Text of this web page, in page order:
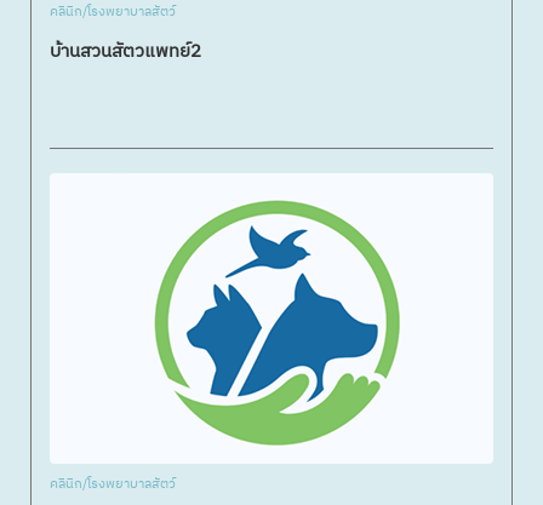
คลินิก/โรงพยาบาลสัตว์
บ้านสวนสัตวแพทย์2
คลินิก/โรงพยาบาลสัตว์